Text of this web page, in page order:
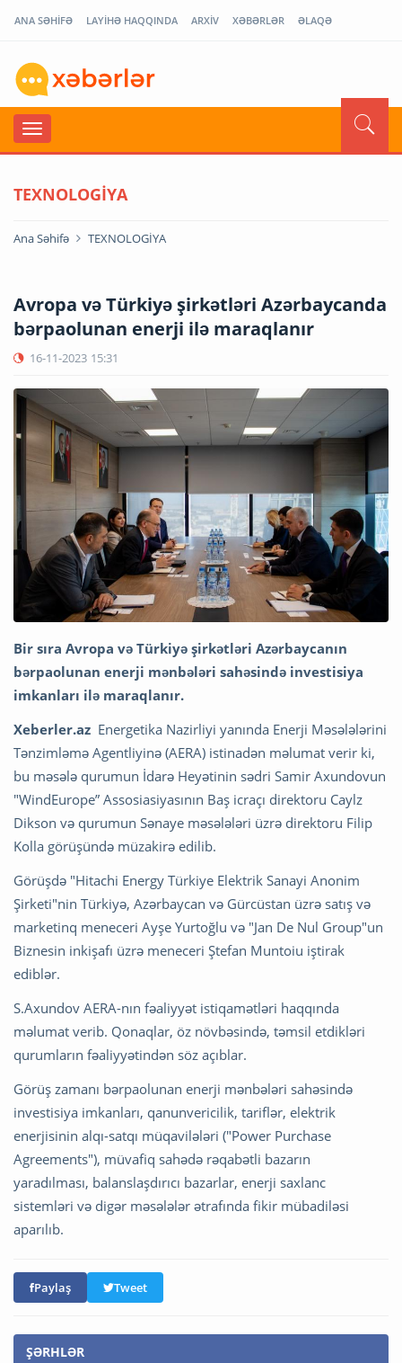
ANA SƏHİFƏ LAYİHƏ HAQQINDA ARXİV XƏBƏRLƏR ƏLAQƏ
TEXNOLOGİYA
Ana Səhifə TEXNOLOGİYA
Avropa və Türkiyə şirkətləri Azərbaycanda
bərpaolunan enerji ilə maraqlanır
16-11-2023 15:31
Bir sıra Avropa və Türkiyə şirkətləri Azərbaycanın
bərpaolunan enerji mənbələri sahəsində investisiya
imkanları ilə maraqlanır.
Xeberler.az Energetika Nazirliyi yanında Enerji Məsələlərini
Tənzimləmə Agentliyinə (AERA) istinadən məlumat verir ki,
bu məsələ qurumun İdarə Heyətinin sədri Samir Axundovun
"WindEurope” Assosiasiyasının Baş icraçı direktoru Caylz
Dikson və qurumun Sənaye məsələləri üzrə direktoru Filip
Kolla görüşündə müzakirə edilib.
Görüşdə "Hitachi Energy Türkiye Elektrik Sanayi Anonim
Şirketi"nin Türkiyə, Azərbaycan və Gürcüstan üzrə satış və
marketinq meneceri Ayşe Yurtoğlu və "Jan De Nul Group"un
Biznesin inkişafı üzrə meneceri Ştefan Muntoiu iştirak
ediblər.
S.Axundov AERA-nın fəaliyyət istiqamətləri haqqında
məlumat verib. Qonaqlar, öz növbəsində, təmsil etdikləri
qurumların fəaliyyətindən söz açıblar.
Görüş zamanı bərpaolunan enerji mənbələri sahəsində
investisiya imkanları, qanunvericilik, tariflər, elektrik
enerjisinin alqı-satqı müqavilələri ("Power Purchase
Agreements"), müvafiq sahədə rəqabətli bazarın
yaradılması, balanslaşdırıcı bazarlar, enerji saxlanc
sistemləri və digər məsələlər ətrafında fikir mübadiləsi
aparılıb.
Paylaş Tweet
ŞƏRHLƏR